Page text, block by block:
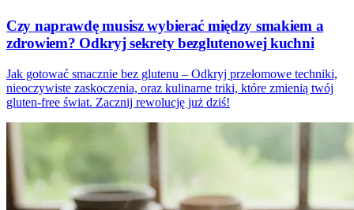
Czy naprawdę musisz wybierać między smakiem a
zdrowiem? Odkryj sekrety bezglutenowej kuchni
Jak gotować smacznie bez glutenu – Odkryj przełomowe techniki,
nieoczywiste zaskoczenia, oraz kulinarne triki, które zmienią twój
gluten-free świat. Zacznij rewolucję już dziś!